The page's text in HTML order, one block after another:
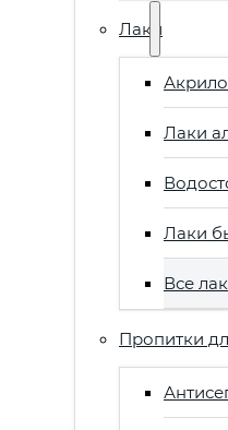
Лаки
Лаки
Лаки
Все
Пропитки